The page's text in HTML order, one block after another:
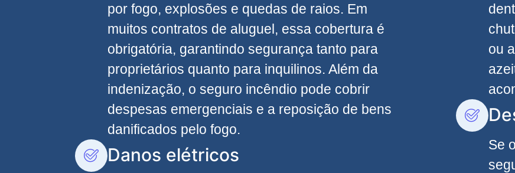
por fogo, explosões e quedas de raios. Em
muitos contratos de aluguel, essa cobertura é
obrigatória, garantindo segurança tanto para
proprietários quanto para inquilinos. Além da
indenização, o seguro incêndio pode cobrir
despesas emergenciais e a reposição de bens
danificados pelo fogo.
Danos elétricos
ou
Se